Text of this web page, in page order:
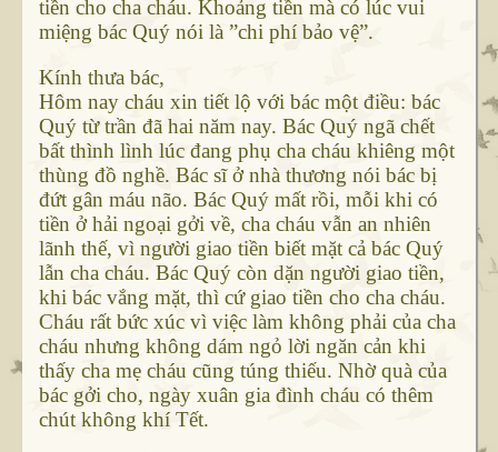
tiền cho cha cháu. Khoảng tiền mà có lúc vui
miệng bác Quý nói là ”chi phí bảo vệ”.
Kính thưa bác,
Hôm nay cháu xin tiết lộ với bác một điều: bác
Quý từ trần đã hai năm nay. Bác Quý ngã chết
bất thình lình lúc đang phụ cha cháu khiêng một
thùng đồ nghề. Bác sĩ ở nhà thương nói bác bị
đứt gân máu não. Bác Quý mất rồi, mỗi khi có
tiền ở hải ngoại gởi về, cha cháu vẫn an nhiên
lãnh thế, vì người giao tiền biết mặt cả bác Quý
lẫn cha cháu. Bác Quý còn dặn người giao tiền,
khi bác vắng mặt, thì cứ giao tiền cho cha cháu.
Cháu rất bức xúc vì việc làm không phải của cha
cháu nhưng không dám ngỏ lời ngăn cản khi
thấy cha mẹ cháu cũng túng thiếu. Nhờ quà của
bác gởi cho, ngày xuân gia đình cháu có thêm
chút không khí Tết.